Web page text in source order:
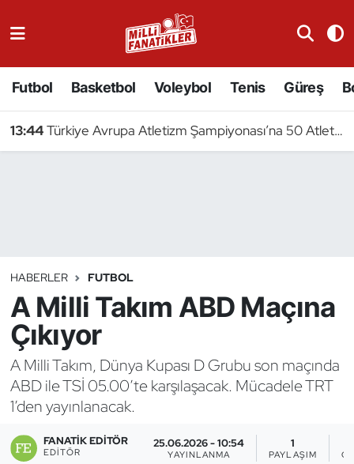
Futbol Basketbol Voleybol Tenis Güreş
13:44Türkiye Avrupa Atletizm Şampiyonası’na 50 Atletle Gidiyor
HABERLER FUTBOL
A Milli Takım ABD Maçına
Çıkıyor
A Milli Takım, Dünya Kupası D Grubu son maçında
ABD ile TSİ 05.00’te karşılaşacak. Mücadele TRT
1’den yayınlanacak.
FANATIK EDITÖR
EDITÖR
25.06.2026 - 10:54
YAYINLANMA
1
PAYLAŞIM
Badminton
Binicilik
Bisiklet
Bocce Bowling Dart